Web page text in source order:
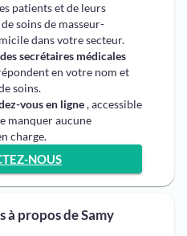
patients et de leurs
soins de masseur-
dans votre secteur.
secrétaires médicales
en votre nom et
soins.
vous en ligne, accessible
manquer aucune
charge.
NOUS
propos de Samy